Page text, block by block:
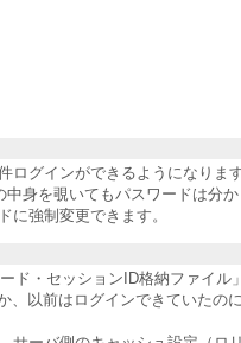
グインができるようになりま
身を覗いてもパスワードは分か
強制変更できます。
ド・セッションID格納ファイル
以前はログインできていたの